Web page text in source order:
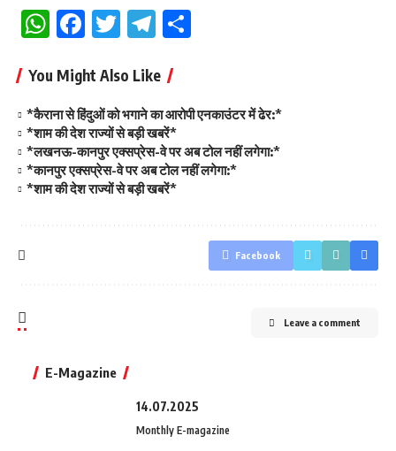
WhatsApp
Facebook
TwitterTelegram
You Might Also Like
*कैराना से हिंदुओं को भगाने का आरोपी एनकाउंटर में ढेर:*
*शाम की देश राज्यों से बड़ी खबरें*
*लखनऊ-कानपुर एक्सप्रेस-वे पर अब टोल नहीं लगेगा:*
*कानपुर एक्सप्रेस-वे पर अब टोल नहीं लगेगा:*
*शाम की देश राज्यों से बड़ी खबरें*
Facebook
Leave a comment
E-Magazine
14.07.2025
Monthly E-magazine